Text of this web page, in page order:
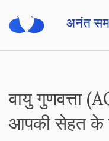
वायु गुणवत्ता
आपकी सेहत के